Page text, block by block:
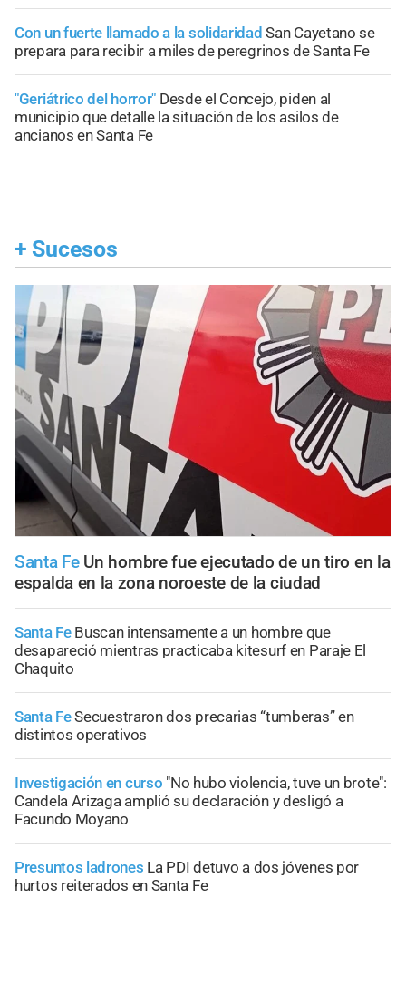
Con un fuerte llamado a la solidaridad San Cayetano se
prepara para recibir a miles de peregrinos de Santa Fe
"Geriátrico del horror" Desde el Concejo, piden al
municipio que detalle la situación de los asilos de
ancianos en Santa Fe
+ Sucesos
Santa Fe Un hombre fue ejecutado de un tiro en la
espalda en la zona noroeste de la ciudad
Santa Fe Buscan intensamente a un hombre que
desapareció mientras practicaba kitesurf en Paraje El
Chaquito
Santa FeSecuestraron dos precarias “tumberas” en
distintos operativos
Investigación en curso "No hubo violencia, tuve un brote":
Candela Arizaga amplió su declaración y desligó a
Facundo Moyano
Presuntos ladrones La PDI detuvo a dos jóvenes por
hurtos reiterados en Santa Fe